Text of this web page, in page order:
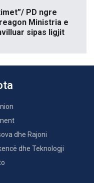
PD ngre
Ministria e
sipas ligjit
dhe Rajoni
dhe Teknologji